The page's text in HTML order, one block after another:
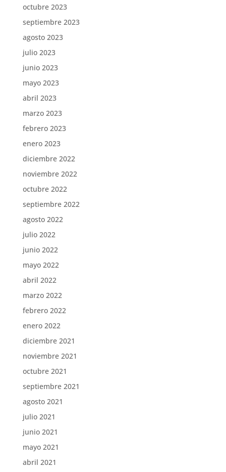
octubre 2023
septiembre 2023
agosto 2023
julio 2023
junio 2023
mayo 2023
abril 2023
marzo 2023
febrero 2023
enero 2023
diciembre 2022
noviembre 2022
octubre 2022
septiembre 2022
agosto 2022
julio 2022
junio 2022
mayo 2022
abril 2022
marzo 2022
febrero 2022
enero 2022
diciembre 2021
noviembre 2021
octubre 2021
septiembre 2021
agosto 2021
julio 2021
junio 2021
mayo 2021
abril 2021